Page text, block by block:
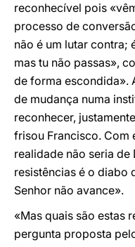
reconhecível pois
processo de
não é um lutar contra;
mas tu não passas»,
de forma escondida».
de mudança numa
reconhecer,
frisou Francisco. Com
realidade não seria de
resistências é o diabo
Senhor não avance».
«Mas quais são estas
pergunta proposta